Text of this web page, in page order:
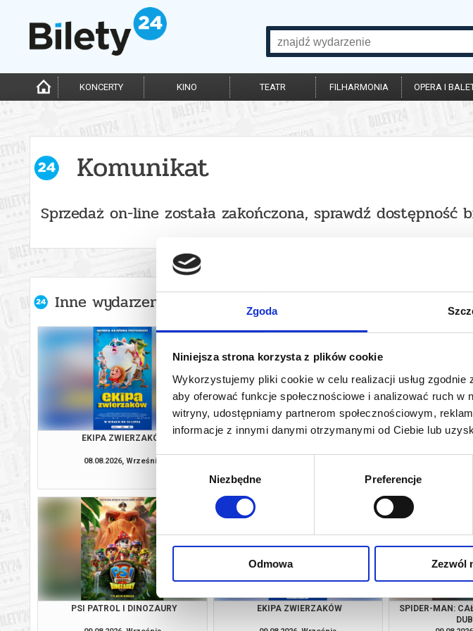
Zgoda
Niniejsza strona korzysta z plików cookie
Wykorzystujemy pliki cookie w celu realizacji usług zgodnie
aby oferować funkcje społecznościowe i analizować ruch
witryny, udostępniamy partnerom społecznościowym,
informacje z innymi danymi otrzymanymi od Ciebie lub
Wybór
Niezbędne Preferencje
Odmowa Zezwól
KONCERTY KINO TEATR FILHARMONIA OPERA I
Komunikat
Sprzedaż on-line została zakończona, sprawdź dostępność
Inne wydarzenia organizatora
EKIPA ZWIERZAKÓW
08.08.2026, Września
SPIDER-MAN: CAŁKIEM NOWY DZIEŃ
kup bilet
PSI
PSI PATROL I DINOZAURY EKIPA ZWIERZAKÓW
SPIDER-MAN: